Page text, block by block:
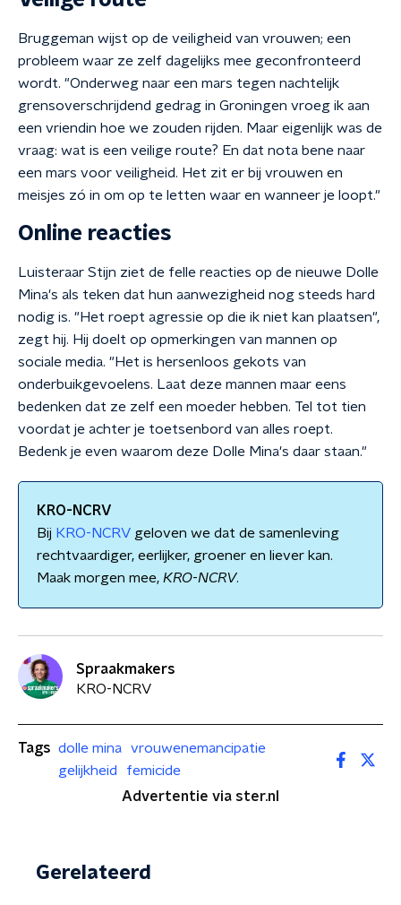
Bruggeman wijst op de veiligheid van vrouwen; een
probleem waar ze zelf dagelijks mee geconfronteerd
wordt. "Onderweg naar een mars tegen nachtelijk
grensoverschrijdend gedrag in Groningen vroeg ik aan
een vriendin hoe we zouden rijden. Maar eigenlijk was de
vraag: wat is een veilige route? En dat nota bene naar
een mars voor veiligheid. Het zit er bij vrouwen en
meisjes zó in om op te letten waar en wanneer je loopt."
Online reacties
Luisteraar Stijn ziet de felle reacties op de nieuwe Dolle
Mina's als teken dat hun aanwezigheid nog steeds hard
nodig is. "Het roept agressie op die ik niet kan plaatsen",
zegt hij. Hij doelt op opmerkingen van mannen op
sociale media. "Het is hersenloos gekots van
onderbuikgevoelens. Laat deze mannen maar eens
bedenken dat ze zelf een moeder hebben. Tel tot tien
voordat je achter je toetsenbord van alles roept.
Bedenk je even waarom deze Dolle Mina's daar staan."
KRO-NCRV
Bij KRO-NCRV geloven we dat de samenleving
rechtvaardiger, eerlijker, groener en liever kan.
Maak morgen mee, KRO-NCRV.
Spraakmakers
KRO-NCRV
Tags dolle mina
vrouwenemancipatie
gelijkheid
femicide
Advertentie via ster.nl
Gerelateerd